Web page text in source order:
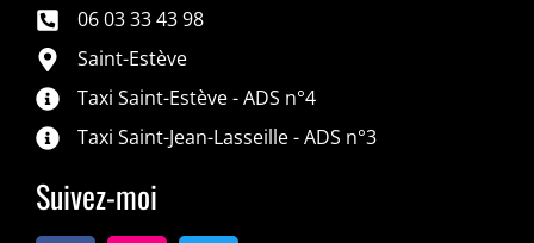
06 03 33 43 98
Saint-Estève
Taxi Saint-Estève - ADS n°4
Taxi Saint-Jean-Lasseille - ADS n°3
Suivez-moi